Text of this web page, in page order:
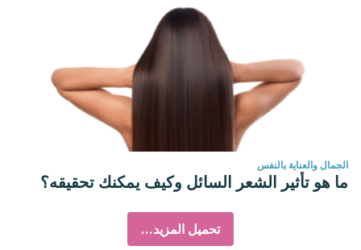
الجمال والعناية بالنفس
ما هو تأثير الشعر السائل وكيف يمكنك تحقيقه؟
تحميل المزيد...